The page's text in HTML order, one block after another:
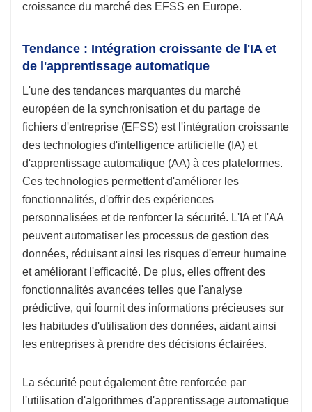
croissance du marché des EFSS en Europe.
Tendance : Intégration croissante de l'IA et
de l'apprentissage automatique
L'une des tendances marquantes du marché
européen de la synchronisation et du partage de
fichiers d'entreprise (EFSS) est l'intégration croissante
des technologies d'intelligence artificielle (IA) et
d'apprentissage automatique (AA) à ces plateformes.
Ces technologies permettent d'améliorer les
fonctionnalités, d'offrir des expériences
personnalisées et de renforcer la sécurité. L'IA et l'AA
peuvent automatiser les processus de gestion des
données, réduisant ainsi les risques d'erreur humaine
et améliorant l'efficacité. De plus, elles offrent des
fonctionnalités avancées telles que l'analyse
prédictive, qui fournit des informations précieuses sur
les habitudes d'utilisation des données, aidant ainsi
les entreprises à prendre des décisions éclairées.
La sécurité peut également être renforcée par
l'utilisation d'algorithmes d'apprentissage automatique